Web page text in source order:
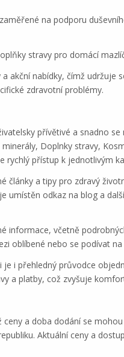
na podporu
stravy pro domácí
akční nabídky, čímž
zdravotní problémy.
přívětivé a snadno
Doplnky stravy,
rychlý přístup k jednotlivým
a tipy pro zdravý
umístěn odkaz na blog a
včetně
oblíbené nebo se podívat
i přehledný průvodce
a platby, což zvyšuje
a doba dodání se
Aktuální ceny a